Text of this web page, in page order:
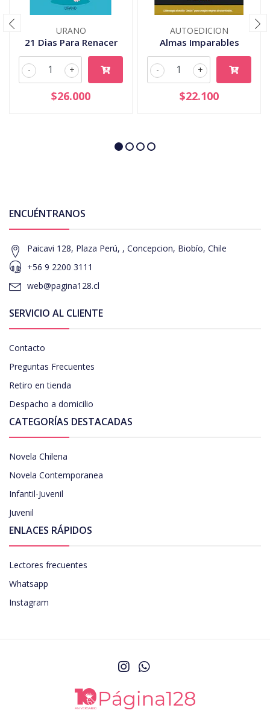
URANO
21 Dias Para Renacer
+
-
$26.000
AUTOEDICION
Almas Imparables
+
-
$22.100
ENCUÉNTRANOS
Paicavi 128, Plaza Perú, , Concepcion, Biobío, Chile
+56 9 2200 3111
web@pagina128.cl
SERVICIO AL CLIENTE
Contacto
Preguntas Frecuentes
Retiro en tienda
Despacho a domicilio
CATEGORÍAS DESTACADAS
Novela Chilena
Novela Contemporanea
Infantil-Juvenil
Juvenil
ENLACES RÁPIDOS
Lectores frecuentes
Whatsapp
Instagram